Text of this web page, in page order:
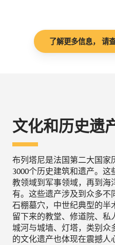
了解更多信息， 请
文化和历史遗
布列塔尼是法国第二大国家
3000个历史建筑和遗产。
教领域到军事领域，再到海
有。这些遗产涉及到众多不
石棚墓穴，中世纪典型的半
留下来的教堂、修道院、私
城河与城墙、灯塔，类别众
的文化遗产也体现在震撼